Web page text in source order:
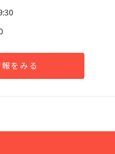
をみる